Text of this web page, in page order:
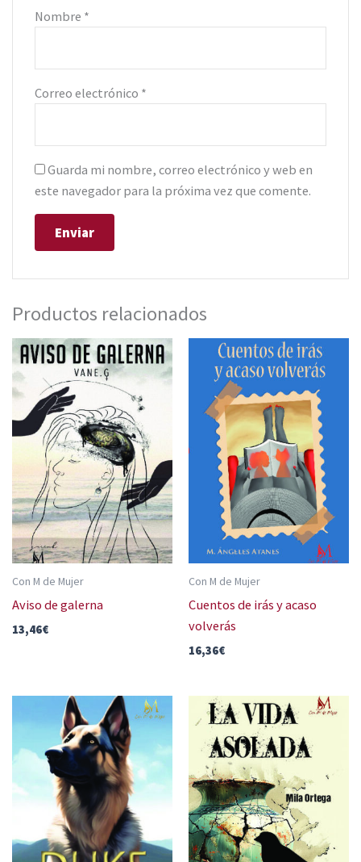
Nombre *
Correo electrónico *
Guarda mi nombre, correo electrónico y web en
este navegador para la próxima vez que comente.
Productos relacionados
Con M de Mujer
Aviso de galerna
13,46€
Con M de Mujer
Cuentos de irás y acaso
volverás
16,36€